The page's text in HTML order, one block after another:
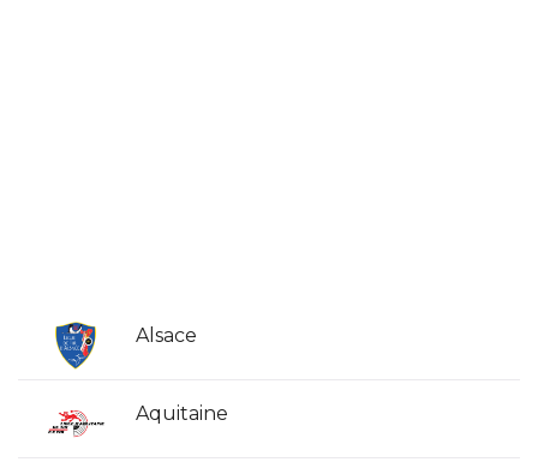
Alsace
Aquitaine